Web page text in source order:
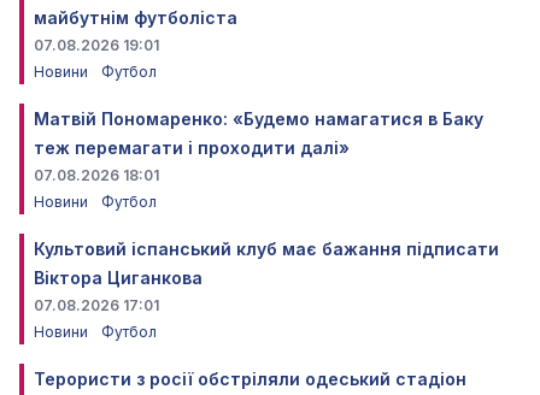
майбутнім футболіста
07.08.2026 19:01
Новини
Футбол
Матвій Пономаренко: «Будемо намагатися в Баку
теж перемагати і проходити далі»
07.08.2026 18:01
Новини
Футбол
Культовий іспанський клуб має бажання підписати
Віктора Циганкова
07.08.2026 17:01
Новини
Футбол
Терористи з росії обстріляли одеський стадіон